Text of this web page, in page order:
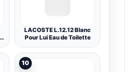
LACOSTE L.12.12 Blanc
Pour Lui Eau de Toilette
10